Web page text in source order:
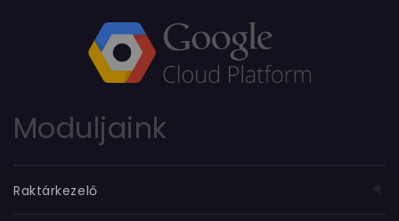
Moduljaink
Raktárkezelő